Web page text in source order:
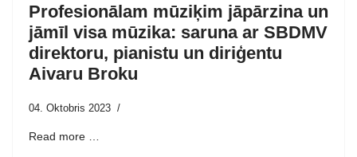
Profesionālam mūziķim jāpārzina un
jāmīl visa mūzika: saruna ar SBDMV
direktoru, pianistu un diriģentu
Aivaru Broku
04. Oktobris 2023
Read more …